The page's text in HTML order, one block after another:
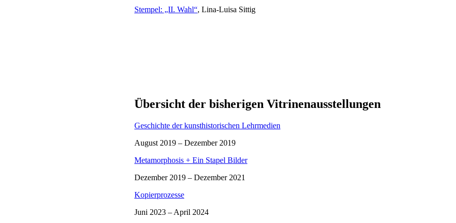
Stempel: „II. Wahl“, Lina-Luisa Sittig
Übersicht der bisherigen Vitrinenausstellungen
Geschichte der kunsthistorischen Lehrmedien
August 2019 – Dezember 2019
Metamorphosis + Ein Stapel Bilder
Dezember 2019 – Dezember 2021
Kopierprozesse
Juni 2023 – April 2024